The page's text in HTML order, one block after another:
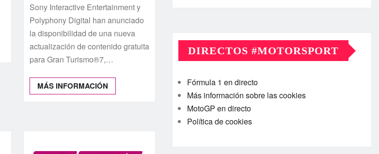
Sony Interactive Entertainment y
Polyphony Digital han anunciado
la disponibilidad de una nueva
actualización de contenido gratuita
para Gran Turismo®7,…
MÁS INFORMACIÓN
DIRECTOS #MOTORSPORT
Fórmula 1 en directo
Más información sobre las cookies
MotoGP en directo
Política de cookies